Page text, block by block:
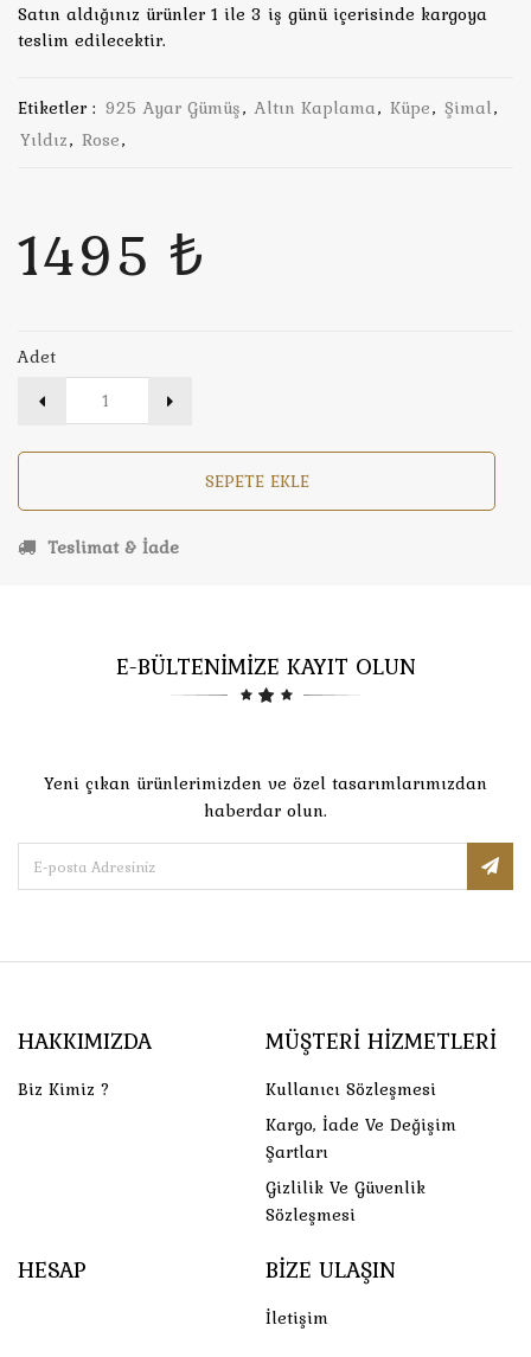
Satın aldığınız ürünler 1 ile 3 iş günü içerisinde kargoya
teslim edilecektir.
Etiketler : 925 Ayar Gümüş, Altın Kaplama, Küpe, Şimal,
Yıldız, Rose,
1495 ₺
Adet
SEPETE EKLE
Teslimat & İade
E-BÜLTENİMİZE KAYIT OLUN
Yeni çıkan ürünlerimizden ve özel tasarımlarımızdan
haberdar olun.
HAKKIMIZDA
Biz Kimiz ?
MÜŞTERI HIZMETLERI
Kullanıcı Sözleşmesi
Kargo, İade Ve Değişim
Şartları
Gizlilik Ve Güvenlik
Sözleşmesi
HESAP BIZE ULAŞIN
İletişim